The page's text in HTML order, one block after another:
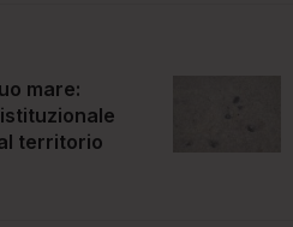
mare:
territorio